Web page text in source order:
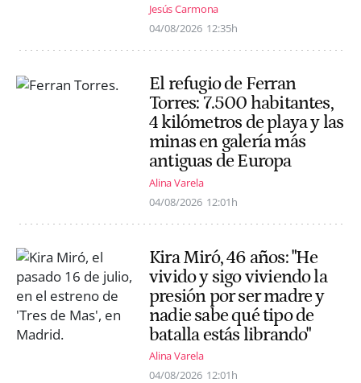
Jesús Carmona
04/08/2026 12:35h
El refugio de Ferran
Torres: 7.500 habitantes,
4 kilómetros de playa y las
minas en galería más
antiguas de Europa
Alina Varela
04/08/2026 12:01h
Kira Miró, 46 años: "He
vivido y sigo viviendo la
presión por ser madre y
nadie sabe qué tipo de
batalla estás librando"
Alina Varela
04/08/2026 12:01h